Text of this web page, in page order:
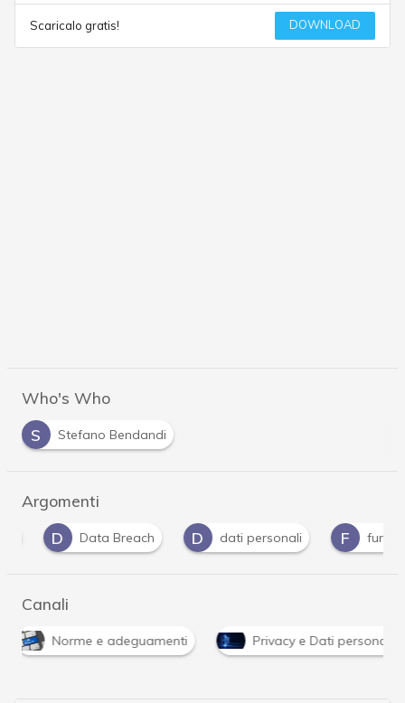
Scaricalo gratis! DOWNLOAD
Who's Who
S
Stefano Bendandi
Argomenti
Data Breach dati personali furto
Canali
Norme e adeguamenti Privacy e Dati personali